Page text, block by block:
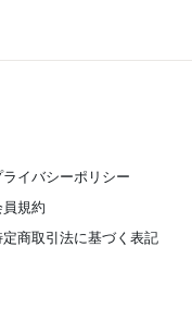
ライバシーポリシー
員規約
定商取引法に基づく表記